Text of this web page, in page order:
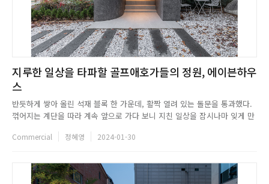
지루한 일상을 타파할 골프애호가들의 정원, 에이븐하우
스
반듯하게 쌓아 올린 석재 블록 한 가운데, 활짝 열려 있는 돌문을 통과했다.
꺾어지는 계단을 따라 계속 앞으로 가다 보니 지친 일상을 잠시나마 잊게 만
모든 공간은 통창으로 이뤄졌다. 내외부의 경계를 흐려 공간을 더욱 쾌적하
Commercial 정혜영 2024-01-30